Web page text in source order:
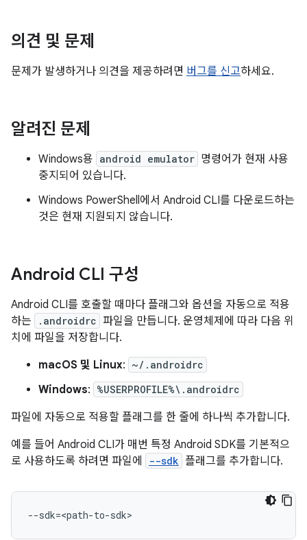
의견 및 문제
문제가 발생하거나 의견을 제공하려면 버그를 신고하세요.
알려진 문제
Windows용 android emulator 명령어가 현재 사용
중지되어 있습니다.
Windows PowerShell에서 Android CLI를 다운로드하는
것은 현재 지원되지 않습니다.
Android CLI 구성
Android CLI를 호출할 때마다 플래그와 옵션을 자동으로 적용
하는
.androidrc 파일을 만듭니다. 운영체제에 따라 다음 위
치에 파일을 저장합니다.
macOS 및 Linux: ~/.androidrc
Windows: %USERPROFILE%\.androidrc
파일에 자동으로 적용할 플래그를 한 줄에 하나씩 추가합니다.
예를 들어 Android CLI가 매번 특정 Android SDK를 기본적으
로 사용하도록 하려면 파일에
--sdk 플래그를 추가합니다.
--sdk=